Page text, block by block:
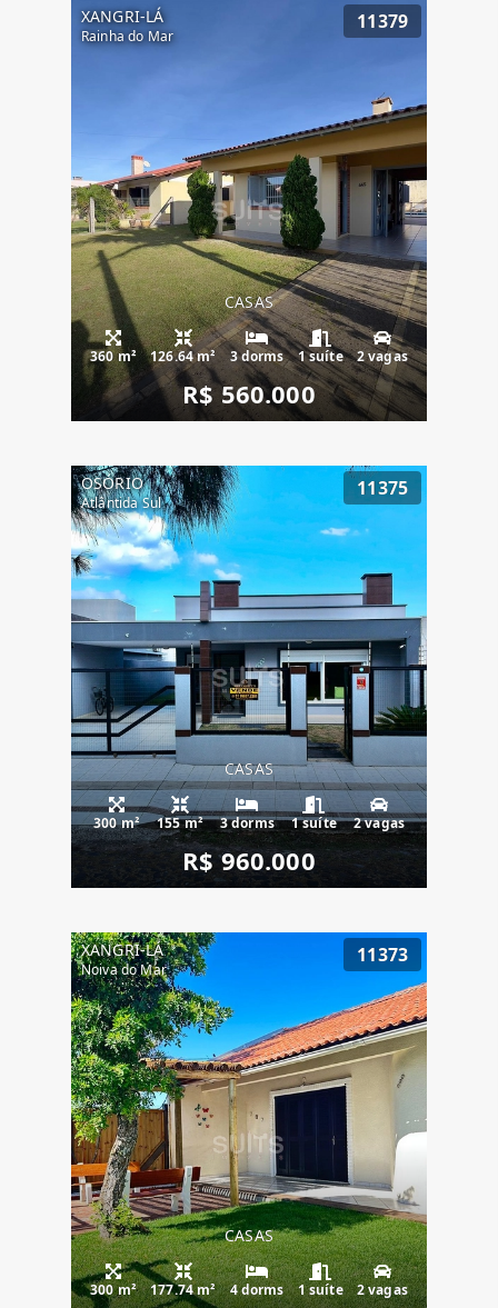
XANGRI-LÁ
Rainha do Mar
11379
CASAS
360 m² 126.64 m² 3 dorms 1 suíte 2 vagas
R$ 560.000
OSÓRIO
Atlântida Sul
11375
CASAS
300 m² 155 m² 3 dorms 1 suíte 2 vagas
R$ 960.000
XANGRI-LÁ
Noiva do Mar
11373
CASAS
300 m² 177.74 m² 4 dorms 1 suíte 2 vagas